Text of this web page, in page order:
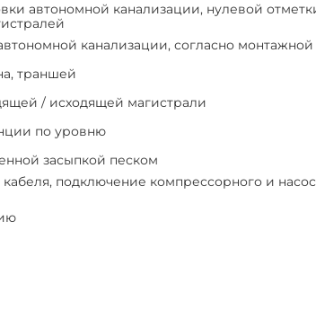
автономной канализации, нулевой
канализации, согласно монтажной
траншей
/ исходящей магистрали
по уровню
засыпкой песком
подключение компрессорного и